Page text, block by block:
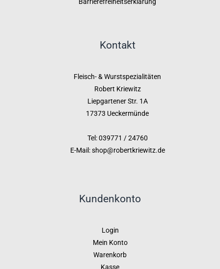
Kontakt
Fleisch- & Wurstspezialitäten
Robert Kriewitz
Liepgartener Str. 1A
17373 Ueckermünde
Tel: 039771 / 24760
E-Mail: shop@robertkriewitz.de
Kundenkonto
Login
Mein Konto
Warenkorb
Kasse